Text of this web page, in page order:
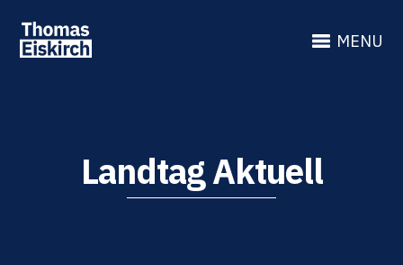
MENU
Landtag Aktuell